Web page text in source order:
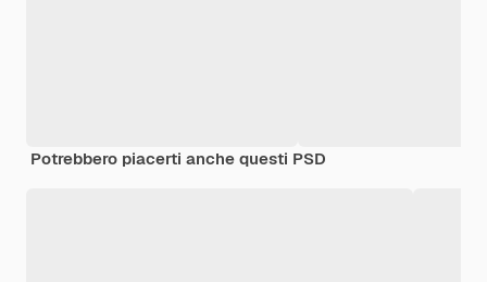
Potrebbero piacerti anche questi PSD